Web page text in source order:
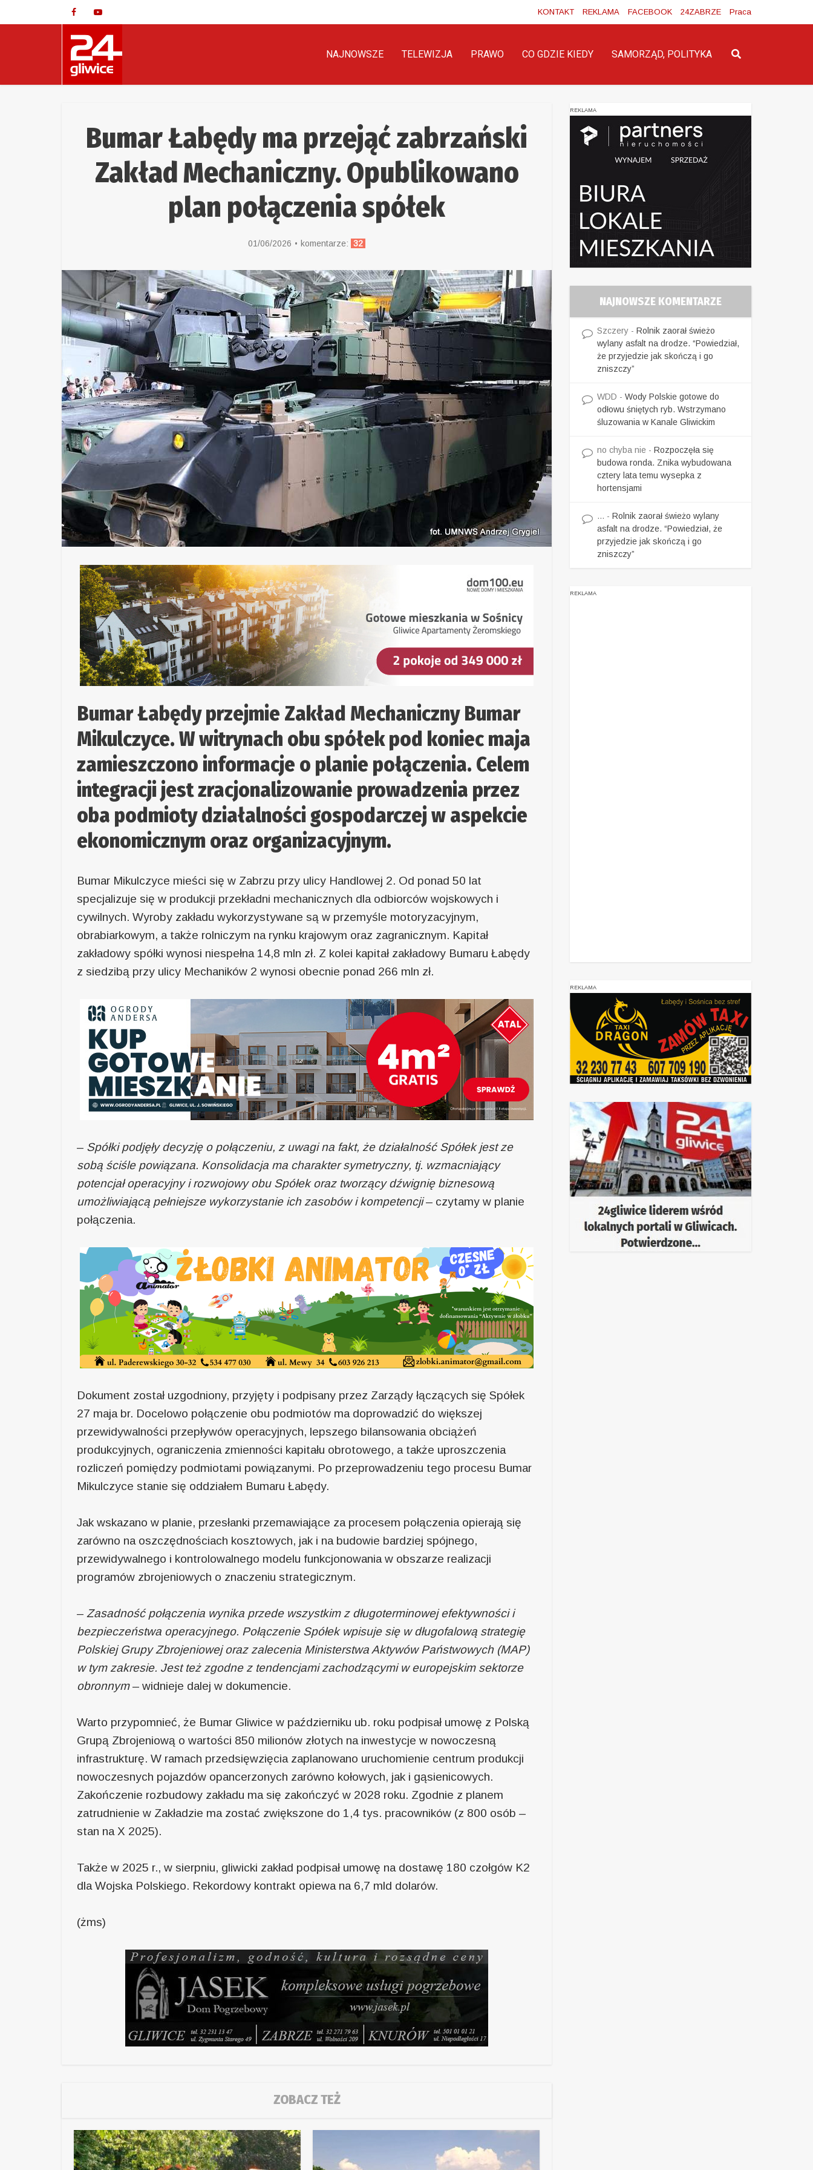
KONTAKT REKLAMA FACEBOOK 24ZABRZE Praca
NAJNOWSZE TELEWIZJA PRAWO CO GDZIE KIEDY SAMORZĄD, POLITYKA
Bumar Łabędy ma przejąć zabrzański
Zakład Mechaniczny. Opublikowano
plan połączenia spółek
01/06/2026 komentarze: 32
Bumar Łabędy przejmie Zakład Mechaniczny Bumar
Mikulczyce. W witrynach obu spółek pod koniec maja
zamieszczono informacje o planie połączenia. Celem
integracji jest zracjonalizowanie prowadzenia przez
oba podmioty działalności gospodarczej w aspekcie
ekonomicznym oraz organizacyjnym.
Bumar Mikulczyce mieści się w Zabrzu przy ulicy Handlowej 2. Od ponad 50 lat
specjalizuje się w produkcji przekładni mechanicznych dla odbiorców wojskowych i
cywilnych. Wyroby zakładu wykorzystywane są w przemyśle motoryzacyjnym,
obrabiarkowym, a także rolniczym na rynku krajowym oraz zagranicznym. Kapitał
zakładowy spółki wynosi niespełna 14,8 mln zł. Z kolei kapitał zakładowy Bumaru Łabędy
z siedzibą przy ulicy Mechaników 2 wynosi obecnie ponad 266 mln zł.
– Spółki podjęły decyzję o połączeniu, z uwagi na fakt, że działalność Spółek jest ze
sobą ściśle powiązana. Konsolidacja ma charakter symetryczny, tj. wzmacniający
potencjał operacyjny i rozwojowy obu Spółek oraz tworzący dźwignię biznesową
umożliwiającą pełniejsze wykorzystanie ich zasobów i kompetencji– czytamy w planie
połączenia.
Dokument został uzgodniony, przyjęty i podpisany przez Zarządy łączących się Spółek
27 maja br. Docelowo połączenie obu podmiotów ma doprowadzić do większej
przewidywalności przepływów operacyjnych, lepszego bilansowania obciążeń
produkcyjnych, ograniczenia zmienności kapitału obrotowego, a także uproszczenia
rozliczeń pomiędzy podmiotami powiązanymi. Po przeprowadzeniu tego procesu Bumar
Mikulczyce stanie się oddziałem Bumaru Łabędy.
Jak wskazano w planie, przesłanki przemawiające za procesem połączenia opierają się
zarówno na oszczędnościach kosztowych, jak i na budowie bardziej spójnego,
przewidywalnego i kontrolowalnego modelu funkcjonowania w obszarze realizacji
programów zbrojeniowych o znaczeniu strategicznym.
– Zasadność połączenia wynika przede wszystkim z długoterminowej efektywności i
bezpieczeństwa operacyjnego. Połączenie Spółek wpisuje się w długofalową strategię
Polskiej Grupy Zbrojeniowej oraz zalecenia Ministerstwa Aktywów Państwowych (MAP)
w tym zakresie. Jest też zgodne z tendencjami zachodzącymi w europejskim sektorze
obronnym– widnieje dalej w dokumencie.
Warto przypomnieć, że Bumar Gliwice w październiku ub. roku podpisał umowę z Polską
Grupą Zbrojeniową o wartości 850 milionów złotych na inwestycje w nowoczesną
infrastrukturę. W ramach przedsięwzięcia zaplanowano uruchomienie centrum produkcji
nowoczesnych pojazdów opancerzonych zarówno kołowych, jak i gąsienicowych.
Zakończenie rozbudowy zakładu ma się zakończyć w 2028 roku. Zgodnie z planem
zatrudnienie w Zakładzie ma zostać zwiększone do 1,4 tys. pracowników (z 800 osób –
stan na X 2025).
Także w 2025 r., w sierpniu, gliwicki zakład podpisał umowę na dostawę 180 czołgów K2
dla Wojska Polskiego. Rekordowy kontrakt opiewa na 6,7 mld dolarów.
(żms)
ZOBACZ TEŻ
REKLAMA
NAJNOWSZE KOMENTARZE
Szczery - Rolnik zaorał świeżo
wylany asfalt na drodze. “Powiedział,
że przyjedzie jak skończą i go
zniszczy”
WDD - Wody Polskie gotowe do
odłowu śniętych ryb. Wstrzymano
śluzowania w Kanale Gliwickim
no chyba nie - Rozpoczęła się
budowa ronda. Znika wybudowana
cztery lata temu wysepka z
hortensjami
... - Rolnik zaorał świeżo wylany
asfalt na drodze. “Powiedział, że
przyjedzie jak skończą i go
zniszczy”
REKLAMA
REKLAMA